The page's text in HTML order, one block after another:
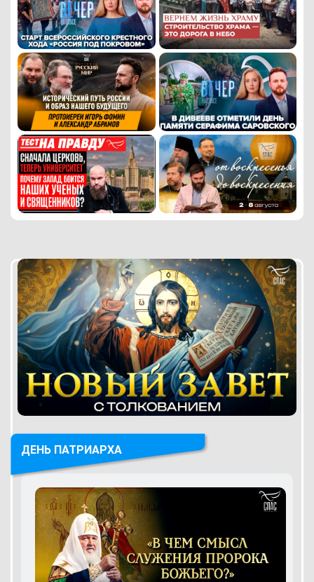
ДЕНЬ ПАТРИАРХА